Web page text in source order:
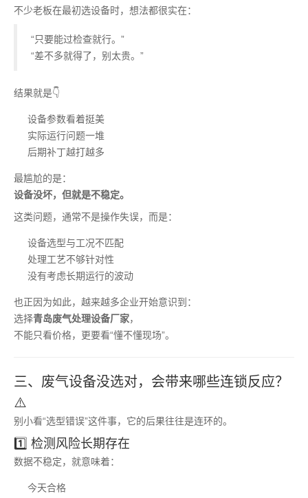
不少老板在最初选设备时，想法都很实在：
“只要能过检查就行。”
“差不多就得了，别太贵。”
结果就是👇
设备参数看着挺美
实际运行问题一堆
后期补丁越打越多
最尴尬的是：
设备没坏，但就是不稳定。
这类问题，通常不是操作失误，而是：
设备选型与工况不匹配
处理工艺不够针对性
没有考虑长期运行的波动
也正因为如此，越来越多企业开始意识到：
选择青岛废气处理设备厂家，
不能只看价格，更要看“懂不懂现场”。
三、废气设备没选对，会带来哪些连锁反应？
⚠️
别小看“选型错误”这件事，它的后果往往是连环的。
1️⃣ 检测风险长期存在
数据不稳定，就意味着：
今天合格